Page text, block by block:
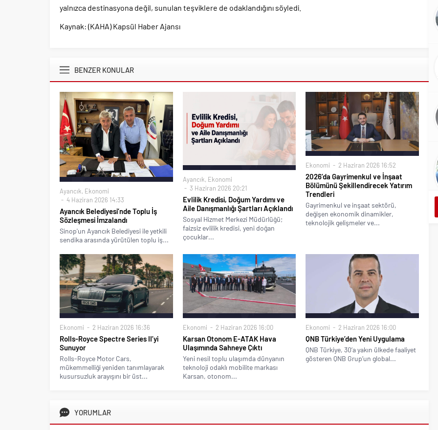
yalnızca destinasyona değil, sunulan teşviklere de odaklandığını söyledi.
Kaynak: (KAHA) Kapsül Haber Ajansı
BENZER KONULAR
Ayancık, Ekonomi
4 Haziran 2026 14:33
Ayancık Belediyesi’nde Toplu İş
Sözleşmesi İmzalandı
Sinop'un Ayancık Belediyesi ile yetkili
sendika arasında yürütülen toplu iş...
Ayancık, Ekonomi
3 Haziran 2026 20:21
Evlilik Kredisi, Doğum Yardımı ve
Aile Danışmanlığı Şartları Açıklandı
Sosyal Hizmet Merkezi Müdürlüğü;
faizsiz evlilik kredisi, yeni doğan
çocuklar...
Ekonomi 2 Haziran 2026 16:52
2026’da Gayrimenkul ve İnşaat
Bölümünü Şekillendirecek Yatırım
Trendleri
Gayrimenkul ve inşaat sektörü,
değişen ekonomik dinamikler,
teknolojik gelişmeler ve...
Ekonomi 2 Haziran 2026 16:36
Rolls-Royce Spectre Series II’yi
Sunuyor
Rolls-Royce Motor Cars,
mükemmelliği yeniden tanımlayarak
kusursuzluk arayışını bir üst...
Ekonomi 2 Haziran 2026 16:00
Karsan Otonom E-ATAK Hava
Ulaşımında Sahneye Çıktı
Yeni nesil toplu ulaşımda dünyanın
teknoloji odaklı mobilite markası
Karsan, otonom...
Ekonomi 2 Haziran 2026 16:00
QNB Türkiye’den Yeni Uygulama
QNB Türkiye, 30’a yakın ülkede faaliyet
gösteren QNB Grup’un global...
YORUMLAR